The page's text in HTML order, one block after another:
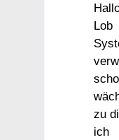
Lob
zu
ich